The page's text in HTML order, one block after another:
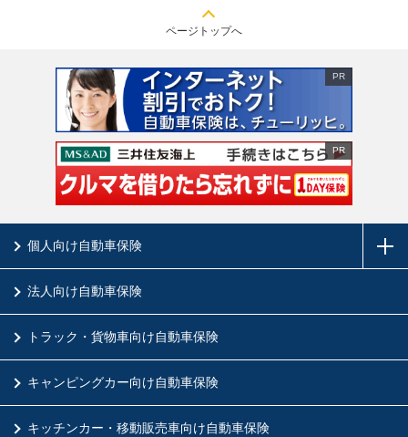
ページトップへ
PR
PR
個人向け自動車保険
法人向け自動車保険
トラック・貨物車向け自動車保険
キャンピングカー向け自動車保険
キッチンカー・移動販売車向け自動車保険